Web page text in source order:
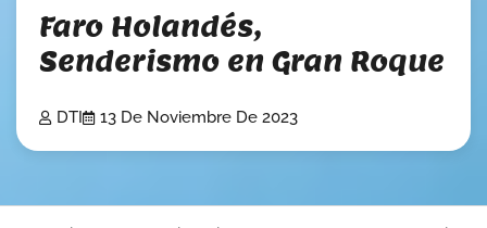
Faro Holandés,
Senderismo en Gran Roque
DTI 13 De Noviembre De 2023